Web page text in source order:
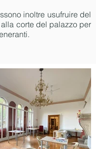
inoltre usufruire del
corte del palazzo per